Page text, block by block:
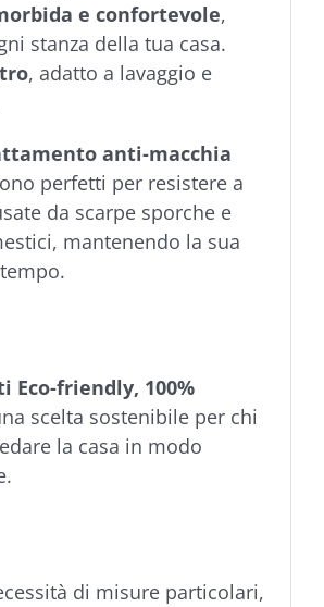
e confortevole,
stanza della tua casa.
, adatto a lavaggio e
anti-macchia
perfetti per resistere a
da scarpe sporche e
mantenendo la sua
Eco-friendly, 100%
scelta sostenibile per chi
la casa in modo
di misure particolari,